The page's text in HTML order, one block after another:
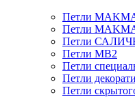
Петли
Петли
Петли
Петли MB2
Петли
Петли
Петли